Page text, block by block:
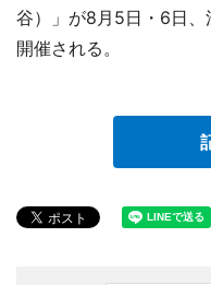
谷）」が8月5日・6日、
開催される。